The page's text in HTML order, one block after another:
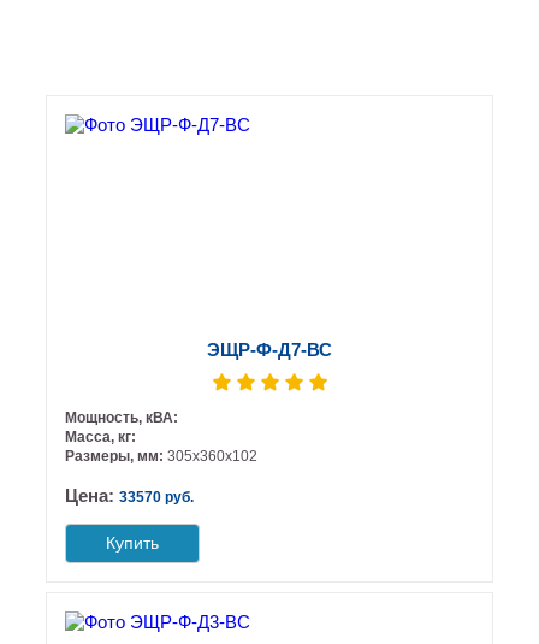
ЭЩР-Ф-Д7-ВС
Мощность, кВА:
Масса, кг:
Размеры, мм: 305х360х102
Цена: 33570 руб.
Купить